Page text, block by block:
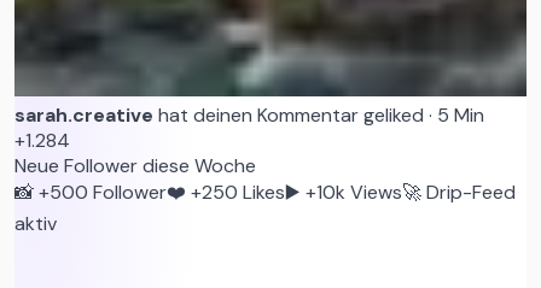
sarah.creative hat deinen Kommentar geliked · 5 Min
+1.284
Neue Follower diese Woche
📸 +500 Follower❤️ +250 Likes▶️ +10k Views🚀 Drip-Feed
aktiv